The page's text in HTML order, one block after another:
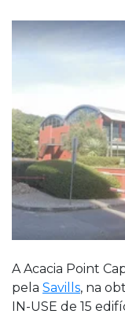
A Acacia Point
pela Savills, na
IN-USE de 15